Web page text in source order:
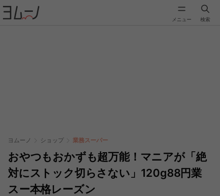
メニュー 検索
ヨムーノ ショップ 業務スーパー
おやつもおかずも超万能！マニアが「絶
対にストック切らさない」120g88円業
スー本格レーズン